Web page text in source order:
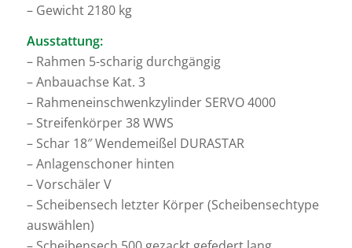
– Gewicht 2180 kg
Ausstattung:
– Rahmen 5-scharig durchgängig
– Anbauachse Kat. 3
– Rahmeneinschwenkzylinder SERVO 4000
– Streifenkörper 38 WWS
– Schar 18″ Wendemeißel DURASTAR
– Anlagenschoner hinten
– Vorschäler V
– Scheibensech letzter Körper (Scheibensechtype
auswählen)